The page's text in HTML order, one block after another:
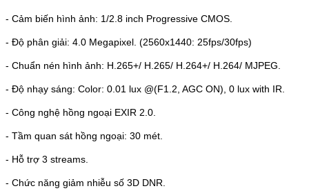
- Cảm biến hình ảnh: 1/2.8 inch Progressive CMOS.
- Độ phân giải: 4.0 Megapixel. (2560x1440: 25fps/30fps)
- Chuẩn nén hình ảnh: H.265+/ H.265/ H.264+/ H.264/ MJPEG.
- Độ nhạy sáng: Color: 0.01 lux @(F1.2, AGC ON), 0 lux with IR.
- Công nghệ hồng ngoại EXIR 2.0.
- Tầm quan sát hồng ngoại: 30 mét.
- Hỗ trợ 3 streams.
- Chức năng giảm nhiễu số 3D DNR.